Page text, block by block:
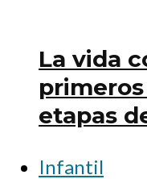
La vida
etapas
Infantil